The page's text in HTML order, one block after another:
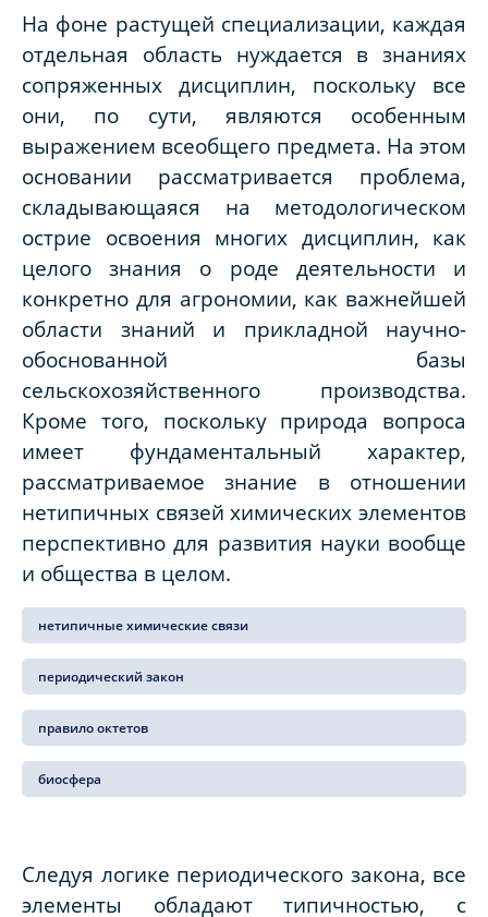
На фоне растущей специализации, каждая
отдельная область нуждается в знаниях
сопряженных дисциплин, поскольку все
они, по сути, являются особенным
выражением всеобщего предмета. На этом
основании рассматривается проблема,
складывающаяся на методологическом
острие освоения многих дисциплин, как
целого знания о роде деятельности и
конкретно для агрономии, как важнейшей
области знаний и прикладной научно-
обоснованной базы
сельскохозяйственного производства.
Кроме того, поскольку природа вопроса
имеет фундаментальный характер,
рассматриваемое знание в отношении
нетипичных связей химических элементов
перспективно для развития науки вообще
и общества в целом.
нетипичные химические связи
периодический закон
правило октетов
биосфера
Следуя логике периодического закона, все
элементы обладают типичностью, с